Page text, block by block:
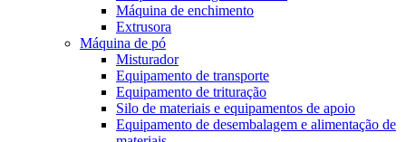
Máquina de enchimento
Extrusora
Máquina de pó
Misturador
Equipamento de transporte
Equipamento de trituração
Silo de materiais e equipamentos de apoio
Equipamento de desembalagem e alimentação de